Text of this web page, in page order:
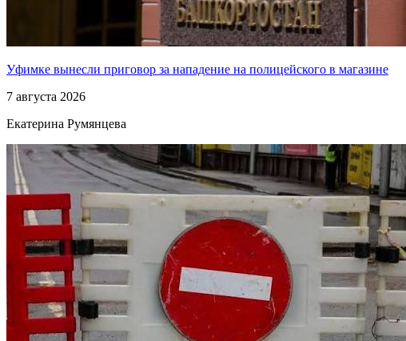
Уфимке вынесли приговор за нападение на полицейского в магазине
7 августа 2026
Екатерина Румянцева